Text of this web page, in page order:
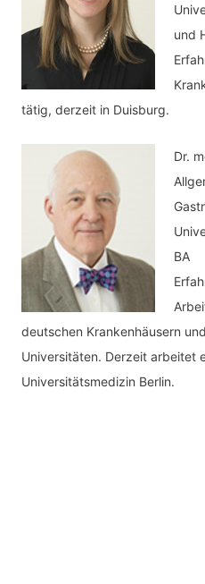
und
tätig, derzeit in Duisburg.
Dr.
BA
deutschen Krankenhäusern
Universitäten. Derzeit arbeitet
Universitätsmedizin Berlin.